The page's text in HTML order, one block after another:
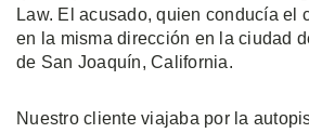
Law. El acusado, quien conducía el
en la misma dirección en la ciudad
de San Joaquín, California.
Nuestro cliente viajaba por la